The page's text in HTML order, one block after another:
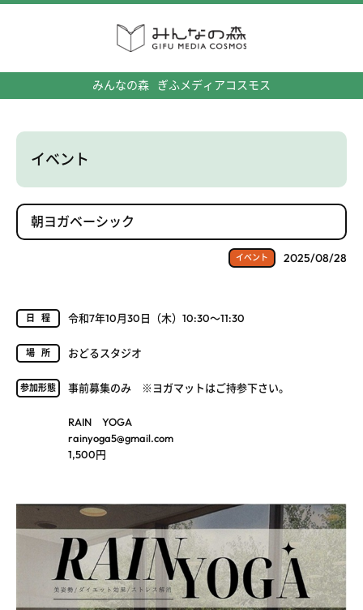
みんなの森 ぎふメディアコスモス
イベント
朝ヨガベーシック
イベント 2025/08/28
日程 令和7年10月30日（木）10:30～11:30
場所 おどるスタジオ
参加形態 事前募集のみ ※ヨガマットはご持参下さい。
RAIN YOGA
rainyoga5@gmail.com
1,500円